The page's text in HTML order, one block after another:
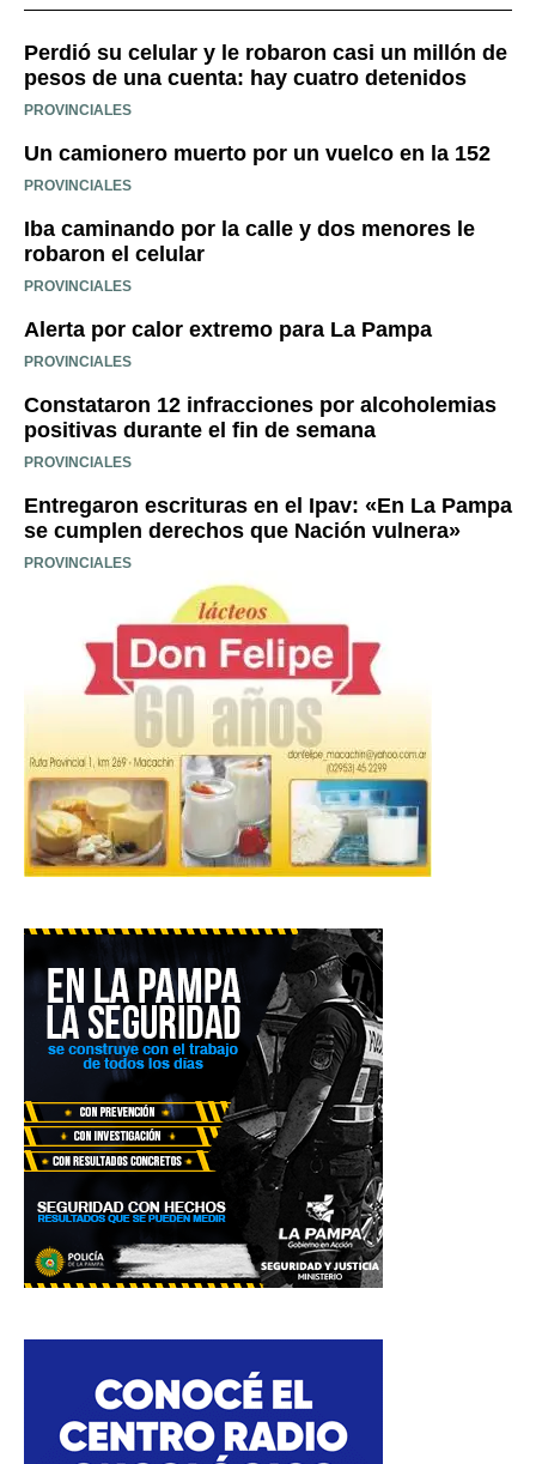
Perdió su celular y le robaron casi un millón de
pesos de una cuenta: hay cuatro detenidos
PROVINCIALES
Un camionero muerto por un vuelco en la 152
PROVINCIALES
Iba caminando por la calle y dos menores le
robaron el celular
PROVINCIALES
Alerta por calor extremo para La Pampa
PROVINCIALES
Constataron 12 infracciones por alcoholemias
positivas durante el fin de semana
PROVINCIALES
Entregaron escrituras en el Ipav: «En La Pampa
se cumplen derechos que Nación vulnera»
PROVINCIALES